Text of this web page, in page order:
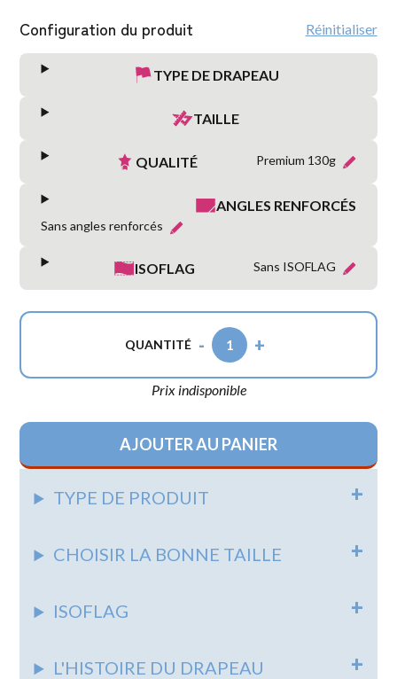
Configuration du produit Réinitialiser
TYPE DE DRAPEAU
TAILLE
QUALITÉ Premium 130g
ANGLES RENFORCÉS
Sans angles renforcés
ISOFLAG Sans ISOFLAG
QUANTITÉ - 1 +
Prix indisponible
AJOUTER AU PANIER
TYPE DE PRODUIT
CHOISIR LA BONNE TAILLE
ISOFLAG
L'HISTOIRE DU DRAPEAU